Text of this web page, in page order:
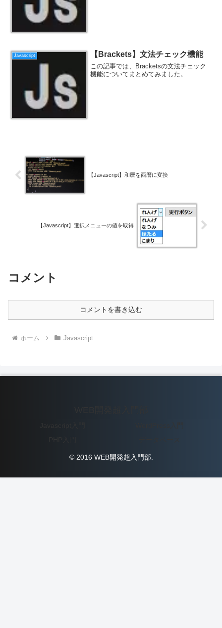
Javascript 【Brackets】文法チェック機能
この記事では、Bracketsの文法チェック
機能についてまとめてみました。
【Javascript】和暦を西暦に変換
【Javascript】選択メニューの値を取得
コメント
コメントを書き込む
ホーム Javascript
© 2016 WEB開発超入門部.